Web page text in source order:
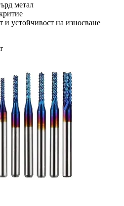
метал
и устойчивост на износване